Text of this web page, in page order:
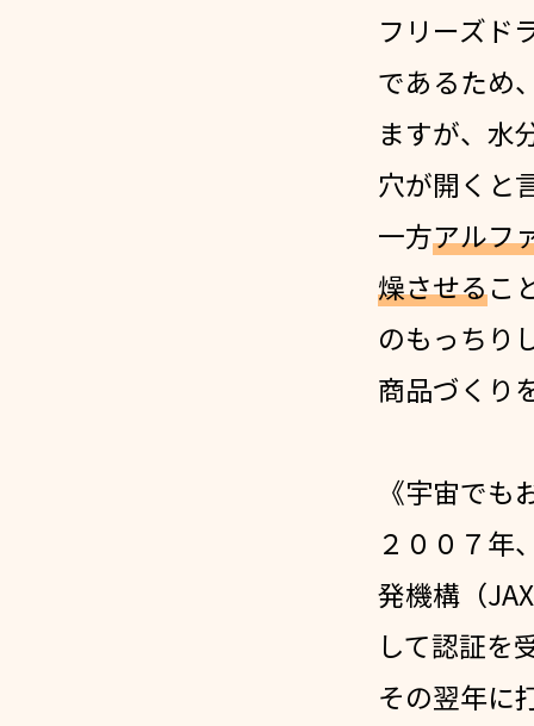
フリーズド
であるため
ますが、水
穴が開くと
一方アルフ
燥させるこ
のもっちり
商品づくり
《宇宙で
２００７年
発機構（
して認証を
その翌年に